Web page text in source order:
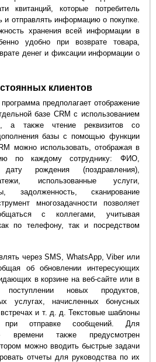
квитанций, которые потребитель
и отправлять информацию о покупке.
хранения всей информации в
удобно при возврате товара,
денег и фиксации информации о
клиентов
предполагает отображение
базе CRM с использованием
а также чтение реквизитов со
базы с помощью функции
можно использовать, отображая в
по каждому сотруднику: ФИО,
рождения (поздравления),
использованные услуги,
задолженность, сканирование
многозадачности позволяет
с коллегами, учитывая
по телефону, так и посредством
через SMS, WhatsApp, Viber или
об обновлении интересующих
в корзине на веб-сайте или в
поступлении новых продуктов,
услугах, начисленных бонусных
и т. д. д. Текстовые шаблоны
при отправке сообщений. Для
времени также предусмотрен
можно вводить быстрые задачи
отчеты для руководства по их